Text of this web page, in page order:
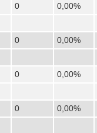
0
0,00%
0
0,00%
0
0,00%
0
0,00%